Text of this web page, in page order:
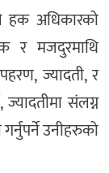
हक अधिकारको
र मजदुरमाथि
ज्यादती, र
संलग्न
उनीहरुको